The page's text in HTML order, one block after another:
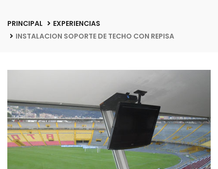
PRINCIPAL
EXPERIENCIAS
INSTALACION SOPORTE DE TECHO CON REPISA